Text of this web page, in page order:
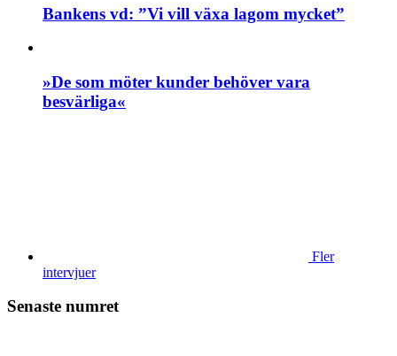
Bankens vd: ”Vi vill växa lagom mycket”
»De som möter kunder behöver vara
besvärliga«
Fler
intervjuer
Senaste numret